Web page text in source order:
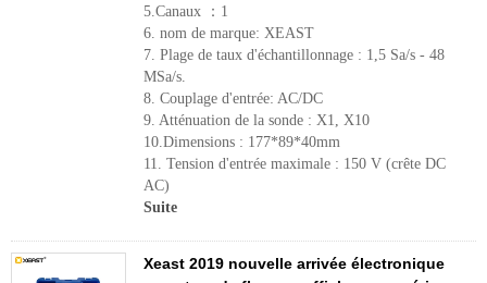
5.Canaux ：1
6. nom de marque: XEAST
7. Plage de taux d'échantillonnage : 1,5 Sa/s - 48
MSa/s.
8. Couplage d'entrée: AC/DC
9. Atténuation de la sonde : X1, X10
10.Dimensions : 177*89*40mm
11. Tension d'entrée maximale : 150 V (crête DC
AC)
Suite
Xeast 2019 nouvelle arrivée électronique